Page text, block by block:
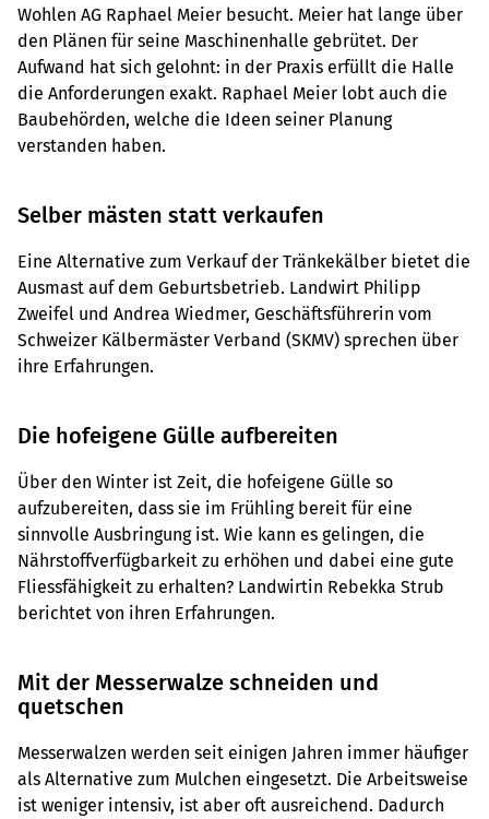
Wohlen AG Raphael Meier besucht. Meier hat lange über
den Plänen für seine Maschinenhalle gebrütet. Der
Aufwand hat sich gelohnt: in der Praxis erfüllt die Halle
die Anforderungen exakt. Raphael Meier lobt auch die
Baubehörden, welche die Ideen seiner Planung
verstanden haben.
Selber mästen statt verkaufen
Eine Alternative zum Verkauf der Tränkekälber bietet die
Ausmast auf dem Geburtsbetrieb. Landwirt Philipp
Zweifel und Andrea Wiedmer, Geschäftsführerin vom
Schweizer Kälbermäster Verband (SKMV) sprechen über
ihre Erfahrungen.
Die hofeigene Gülle aufbereiten
Über den Winter ist Zeit, die hofeigene Gülle so
aufzubereiten, dass sie im Frühling bereit für eine
sinnvolle Ausbringung ist. Wie kann es gelingen, die
Nährstoffverfügbarkeit zu erhöhen und dabei eine gute
Fliessfähigkeit zu erhalten? Landwirtin Rebekka Strub
berichtet von ihren Erfahrungen.
Mit der Messerwalze schneiden und
quetschen
Messerwalzen werden seit einigen Jahren immer häufiger
als Alternative zum Mulchen eingesetzt. Die Arbeitsweise
ist weniger intensiv, ist aber oft ausreichend. Dadurch